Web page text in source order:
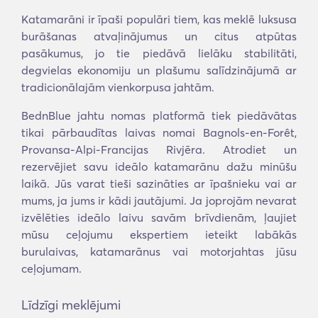
Katamarāni ir īpaši populāri tiem, kas meklē luksusa
burāšanas atvaļinājumus un citus atpūtas
pasākumus, jo tie piedāvā lielāku stabilitāti,
degvielas ekonomiju un plašumu salīdzinājumā ar
tradicionālajām vienkorpusa jahtām.
BednBlue jahtu nomas platformā tiek piedāvātas
tikai pārbaudītas laivas nomai Bagnols-en-Forêt,
Provansa-Alpi-Francijas Rivjēra. Atrodiet un
rezervējiet savu ideālo katamarānu dažu minūšu
laikā. Jūs varat tieši sazināties ar īpašnieku vai ar
mums, ja jums ir kādi jautājumi. Ja joprojām nevarat
izvēlēties ideālo laivu savām brīvdienām, ļaujiet
mūsu ceļojumu ekspertiem ieteikt labākās
burulaivas, katamarānus vai motorjahtas jūsu
ceļojumam.
Līdzīgi meklējumi